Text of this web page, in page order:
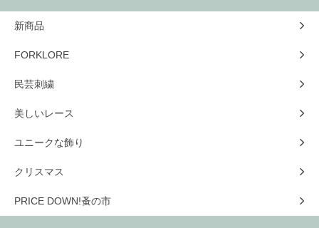
新商品
FORKLORE
民芸刺繍
美しいレース
ユニークな飾り
クリスマス
PRICE DOWN!蚤の市